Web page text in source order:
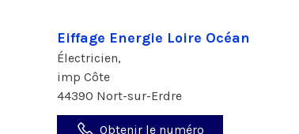
Eiffage Energie Loire Océan
Électricien,
imp Côte
44390 Nort-sur-Erdre
Obtenir le numéro